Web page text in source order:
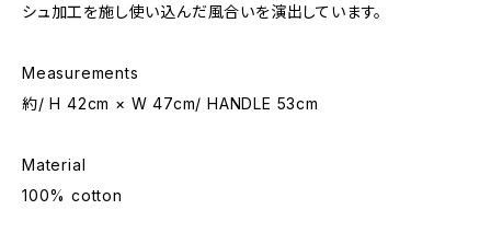
シュ加工を施し使い込んだ風合いを演出しています。
Measurements
約/ H 42cm × W 47cm/ HANDLE 53cm
Material
100% cotton